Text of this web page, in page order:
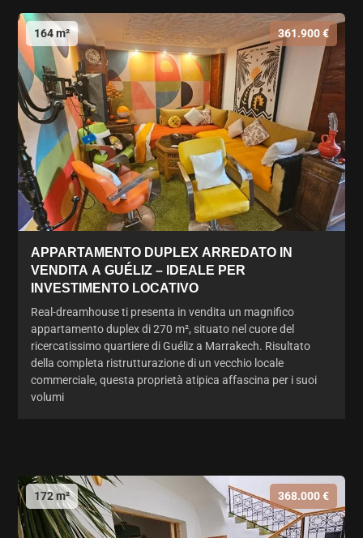
164 m² 361.900 €
APPARTAMENTO DUPLEX ARREDATO IN
VENDITA A GUÉLIZ – IDEALE PER
INVESTIMENTO LOCATIVO
Real-dreamhouse ti presenta in vendita un magnifico
appartamento duplex di 270 m², situato nel cuore del
ricercatissimo quartiere di Guéliz a Marrakech. Risultato
della completa ristrutturazione di un vecchio locale
commerciale, questa proprietà atipica affascina per i suoi
volumi
172 m² 368.000 €